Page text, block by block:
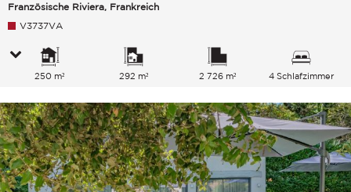
Französische Riviera, Frankreich
V3737VA
250 m² 292 m² 2 726 m² 4 Schlafzimmer